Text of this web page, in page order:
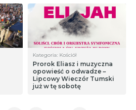
Kategoria: Kościół
Prorok Eliasz i muzyczna
opowieść o odwadze –
Lipcowy Wieczór Tumski
już w tę sobotę